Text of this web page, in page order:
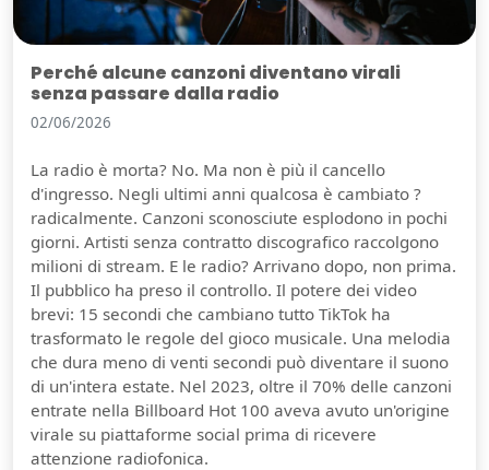
Perché alcune canzoni diventano virali
senza passare dalla radio
02/06/2026
La radio è morta? No. Ma non è più il cancello
d'ingresso. Negli ultimi anni qualcosa è cambiato ?
radicalmente. Canzoni sconosciute esplodono in pochi
giorni. Artisti senza contratto discografico raccolgono
milioni di stream. E le radio? Arrivano dopo, non prima.
Il pubblico ha preso il controllo. Il potere dei video
brevi: 15 secondi che cambiano tutto TikTok ha
trasformato le regole del gioco musicale. Una melodia
che dura meno di venti secondi può diventare il suono
di un'intera estate. Nel 2023, oltre il 70% delle canzoni
entrate nella Billboard Hot 100 aveva avuto un'origine
virale su piattaforme social prima di ricevere
attenzione radiofonica.